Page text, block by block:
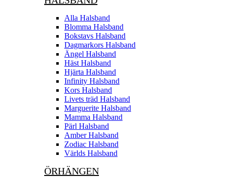
Alla Halsband
Blomma Halsband
Bokstavs Halsband
Dagmarkors Halsband
Ängel Halsband
Häst Halsband
Hjärta Halsband
Infinity Halsband
Kors Halsband
Livets träd Halsband
Marguerite Halsband
Mamma Halsband
Pärl Halsband
Amber Halsband
Zodiac Halsband
Världs Halsband
ÖRHÄNGEN